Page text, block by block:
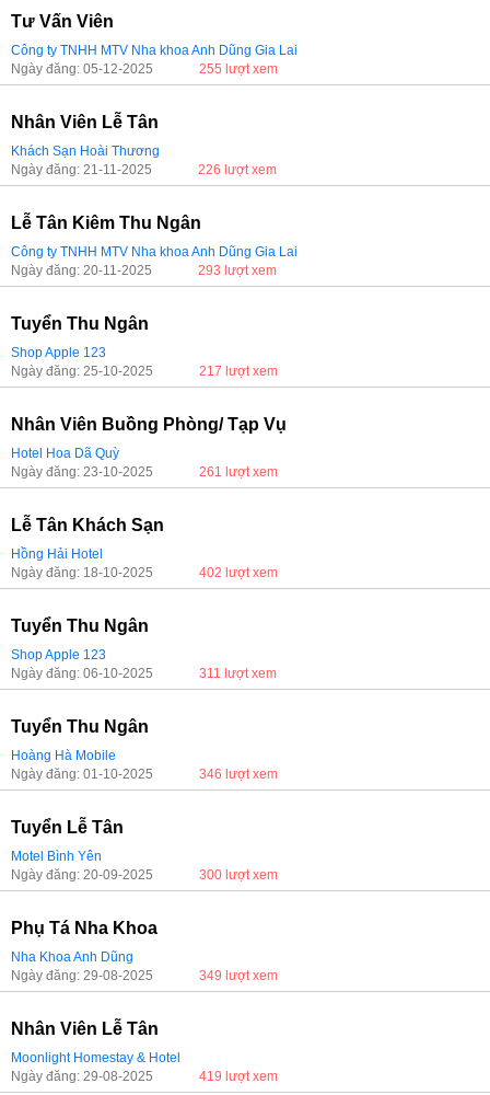
Tư Vấn Viên
Công ty TNHH MTV Nha khoa Anh Dũng Gia Lai
Ngày đăng: 05-12-2025
255 lượt xem
Nhân Viên Lễ Tân
Khách Sạn Hoài Thương
Ngày đăng: 21-11-2025
226 lượt xem
Lễ Tân Kiêm Thu Ngân
Công ty TNHH MTV Nha khoa Anh Dũng Gia Lai
Ngày đăng: 20-11-2025
293 lượt xem
Tuyển Thu Ngân
Shop Apple 123
Ngày đăng: 25-10-2025
217 lượt xem
Nhân Viên Buồng Phòng/ Tạp Vụ
Hotel Hoa Dã Quỳ
Ngày đăng: 23-10-2025
261 lượt xem
Lễ Tân Khách Sạn
Hồng Hải Hotel
Ngày đăng: 18-10-2025
402 lượt xem
Tuyển Thu Ngân
Shop Apple 123
Ngày đăng: 06-10-2025
311 lượt xem
Tuyển Thu Ngân
Hoàng Hà Mobile
Ngày đăng: 01-10-2025
346 lượt xem
Tuyển Lễ Tân
Motel Bình Yên
Ngày đăng: 20-09-2025
300 lượt xem
Phụ Tá Nha Khoa
Nha Khoa Anh Dũng
Ngày đăng: 29-08-2025
349 lượt xem
Nhân Viên Lễ Tân
Moonlight Homestay & Hotel
Ngày đăng: 29-08-2025
419 lượt xem